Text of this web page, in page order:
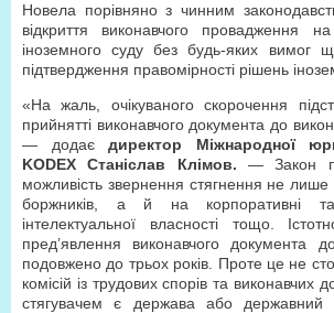
Новела порівняно з чинним
відкриття виконавчого провадження
іноземного суду без будь-яких вимог
підтвердження правомірності рішень
«На жаль, очікуваного скорочення
прийнятті виконавчого документа до
— додаєдиректор Міжнародної
KODEX Станіслав Клімов. — Закон
можливість звернення стягнення не
боржників, а й на корпоративні
інтелектуальної власності тощо.
пред’явлення виконавчого документа
подовжено до трьох років. Проте це не
комісій із трудових спорів та виконавчих
стягувачем є держава або